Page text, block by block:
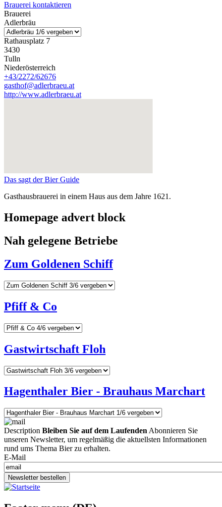
Brauerei kontaktieren
Brauerei
Adlerbräu
Rathausplatz 7
3430
Tulln
Niederösterreich
+43/2272/62676
gasthof@adlerbraeu.at
http://www.adlerbraeu.at
Das sagt der Bier Guide
Gasthausbrauerei in einem Haus aus dem Jahre 1621.
Homepage advert block
Nah gelegene Betriebe
Zum Goldenen Schiff
Pfiff & Co
Gastwirtschaft Floh
Hagenthaler Bier - Brauhaus Marchart
Description Bleiben Sie auf dem Laufenden Abonnieren Sie
unseren Newsletter, um regelmäßig die aktuellsten Informationen
rund ums Thema Bier zu erhalten.
E-Mail
Newsletter bestellen